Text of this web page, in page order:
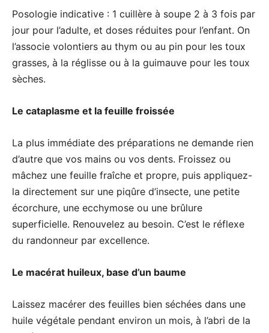
Posologie indicative : 1 cuillère à soupe 2 à 3 fois par
jour pour l’adulte, et doses réduites pour l’enfant. On
l’associe volontiers au thym ou au pin pour les toux
grasses, à la réglisse ou à la guimauve pour les toux
sèches.
Le cataplasme et la feuille froissée
La plus immédiate des préparations ne demande rien
d’autre que vos mains ou vos dents. Froissez ou
mâchez une feuille fraîche et propre, puis appliquez-
la directement sur une piqûre d’insecte, une petite
écorchure, une ecchymose ou une brûlure
superficielle. Renouvelez au besoin. C’est le réflexe
du randonneur par excellence.
Le macérat huileux, base d’un baume
Laissez macérer des feuilles bien séchées dans une
huile végétale pendant environ un mois, à l’abri de la